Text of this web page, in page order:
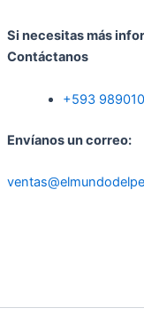
Si necesitas más
Contáctanos
+593
Envíanos un correo: